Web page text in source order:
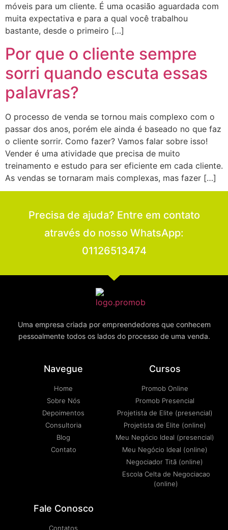
móveis para um cliente. É uma ocasião aguardada com
muita expectativa e para a qual você trabalhou
bastante, desde o primeiro […]
Por que o cliente sempre
sorri quando escuta essas
palavras?
O processo de venda se tornou mais complexo com o
passar dos anos, porém ele ainda é baseado no que faz
o cliente sorrir. Como fazer? Vamos falar sobre isso!
Vender é uma atividade que precisa de muito
treinamento e estudo para ser eficiente em cada cliente.
As vendas se tornaram mais complexas, mas fazer […]
Precisa de ajuda? Entre em contato
através do nosso WhatsApp:
01126513474
Uma empresa criada por empreendedores que conhecem
pessoalmente todos os lados do processo de uma venda.
Navegue
Home
Sobre Nós
Depoimentos
Consultoria
Blog
Contato
Cursos
Promob Online
Promob Presencial
Projetista de Elite (presencial)
Projetista de Elite (online)
Meu Negócio Ideal (presencial)
Meu Negócio Ideal (online)
Negociador Titã (online)
Escola Celta de Negociacao
(online)
Fale Conosco
Contatos